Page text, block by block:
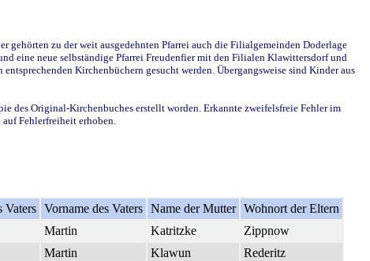
zu der weit ausgedehnten Pfarrei auch die Filialgemeinden Doderlage
eine neue selbständige Pfarrei Freudenfier mit den Filialen Klawittersdorf und
Kirchenbüchern gesucht werden. Übergangsweise sind Kinder aus
des Original-Kirchenbuches erstellt worden. Erkannte zweifelsfreie Fehler im
Fehlerfreiheit erhoben.
Vaters Vorname des Vaters Name der Mutter Wohnort der Eltern
Martin Katritzke
Zippnow
Martin Klawun
Rederitz